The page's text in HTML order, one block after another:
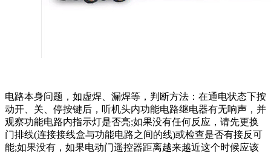
电路本身问题，如虚焊、漏焊等，判断方法：在通电状态下按
动开、关、停按键后，听机头内功能电路继电器有无响声，并
观察功能电路内指示灯是否亮;如果没有任何反应，请先更换
门排线(连接接线盒与功能电路之间的线)或检查是否有接反可
能;如果没有，如果电动门遥控器距离越来越近这个时候应该